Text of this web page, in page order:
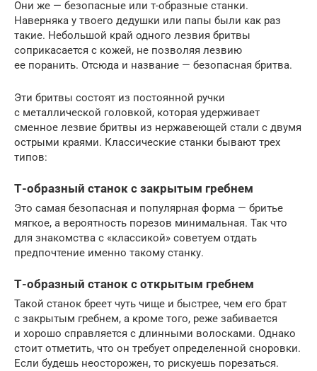
Они же — безопасные или т-образные станки.
Наверняка у твоего дедушки или папы были как раз
такие. Небольшой край одного лезвия бритвы
соприкасается с кожей, не позволяя лезвию
ее поранить. Отсюда и название — безопасная бритва.
Эти бритвы состоят из постоянной ручки
с металлической головкой, которая удерживает
сменное лезвие бритвы из нержавеющей стали с двумя
острыми краями. Классические станки бывают трех
типов:
Т-образный станок с закрытым гребнем
Это самая безопасная и популярная форма — бритье
мягкое, а вероятность порезов минимальная. Так что
для знакомства с «классикой» советуем отдать
предпочтение именно такому станку.
Т-образный станок с открытым гребнем
Такой станок бреет чуть чище и быстрее, чем его брат
с закрытым гребнем, а кроме того, реже забивается
и хорошо справляется с длинными волосками. Однако
стоит отметить, что он требует определенной сноровки.
Если будешь неосторожен, то рискуешь порезаться.